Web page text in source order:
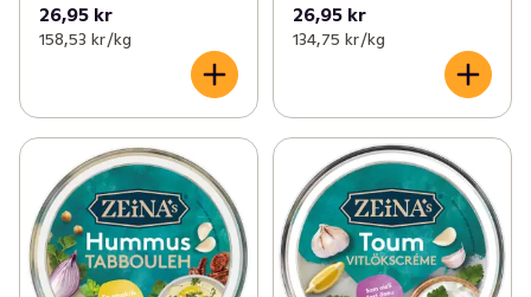
26,95 kr
158,53 kr /kg
26,95 kr
134,75 kr /kg